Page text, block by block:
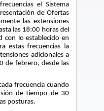
el Sistema
de Ofertas
las extensiones
las 18:00 horas del
con lo establecido en
estas frecuencias la
adicionales a
de febrero, desde las
frecuencia cuando
de tiempo de 30
posturas.